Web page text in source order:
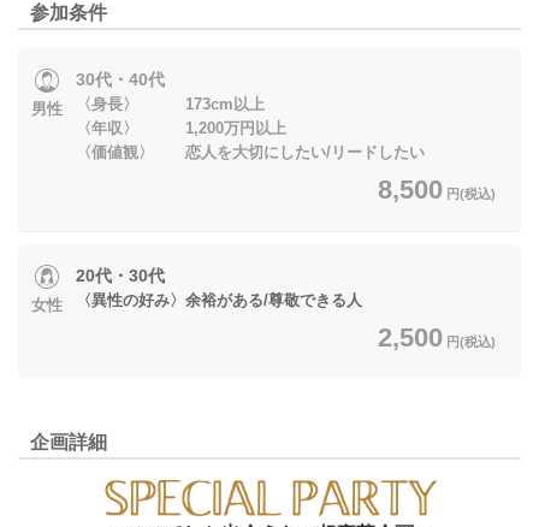
参加条件
男性
30代・40代
〈身長〉 173cm以上
〈年収〉 1,200万円以上
〈価値観〉 恋人を大切にしたい/リードしたい
8,500 円(税込)
女性
20代・30代
〈異性の好み〉余裕がある/尊敬できる人
2,500 円(税込)
企画詳細